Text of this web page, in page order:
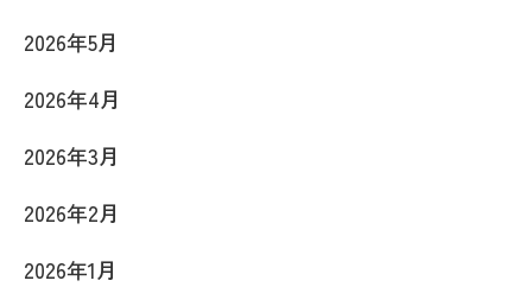
2026年5月
2026年4月
2026年3月
2026年2月
2026年1月